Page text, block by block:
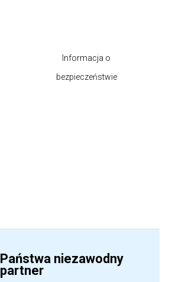
Informacja o
bezpieczeństwie
Państwa niezawodny
partner